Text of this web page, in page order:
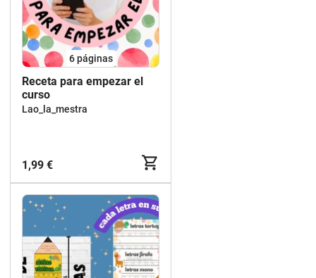
6páginas
Receta para empezar el
curso
Lao_la_mestra
1,99 €